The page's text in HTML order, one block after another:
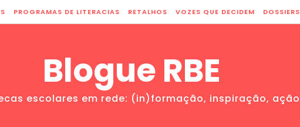
PROGRAMAS DE LITERACIAS RETALHOS VOZES QUE DECIDEM DOSSIERS
Blogue RBE
escolares em rede: (in)formação, inspiração, ação